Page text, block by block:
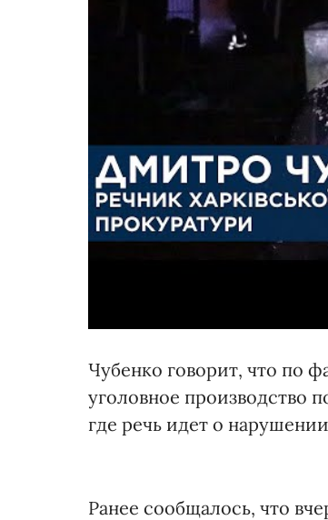
Чубенко говорит, что по
уголовное производство
где речь идет о
Ранее сообщалось, что